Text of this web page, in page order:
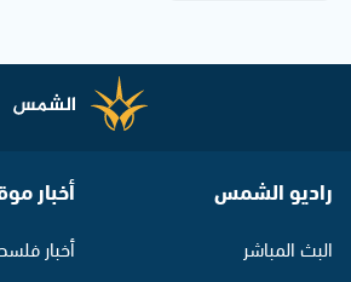
راديو الشمس
البث المباشر
أخبار
أخبار